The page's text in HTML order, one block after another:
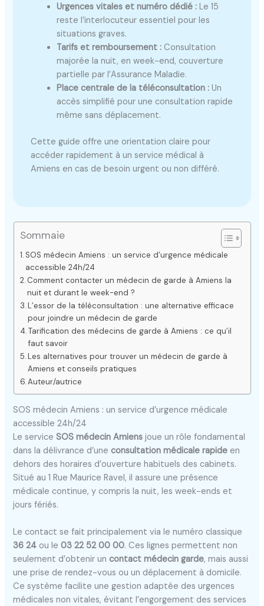
Urgences vitales et numéro dédié : Le 15
reste l’interlocuteur essentiel pour les
situations graves.
Tarifs et remboursement : Consultation
majorée la nuit, en week-end, couverture
partielle par l’Assurance Maladie.
Place centrale de la téléconsultation : Un
accès simplifié pour une consultation rapide
même sans déplacement.
Cette guide offre une orientation claire pour
accéder rapidement à un service médical à
Amiens en cas de besoin urgent ou non différé.
Sommaie
SOS médecin Amiens : un service d’urgence médicale
accessible 24h/24
Comment contacter un médecin de garde à Amiens la
nuit et durant le week-end ?
L’essor de la téléconsultation : une alternative efficace
pour joindre un médecin de garde
Tarification des médecins de garde à Amiens : ce qu’il
faut savoir
Les alternatives pour trouver un médecin de garde à
Amiens et conseils pratiques
Auteur/autrice
SOS médecin Amiens : un service d’urgence médicale
accessible 24h/24
Le service SOS médecin Amiens joue un rôle fondamental
dans la délivrance d’une consultation médicale rapide en
dehors des horaires d’ouverture habituels des cabinets.
Situé au 1 Rue Maurice Ravel, il assure une présence
médicale continue, y compris la nuit, les week-ends et
jours fériés.
Le contact se fait principalement via le numéro classique
36 24 ou le03 22 52 00 00. Ces lignes permettent non
seulement d’obtenir un contact médecin garde, mais aussi
une prise de rendez-vous ou un déplacement à domicile.
Ce système facilite une gestion adaptée des urgences
médicales non vitales, évitant l’engorgement des services